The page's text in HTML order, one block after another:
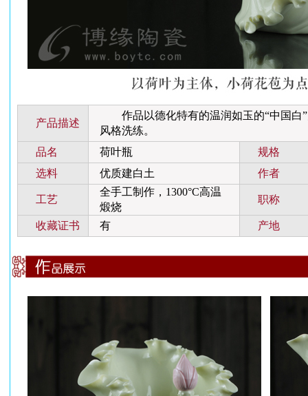
产品描述
作品以德化特有的温润如玉的“中国白”
风格洗练。
品名
荷叶瓶
规格
选料
优质建白土 作者
工艺
全手工制作，1300°C高温
煅烧
职称
收藏证书 有 产地